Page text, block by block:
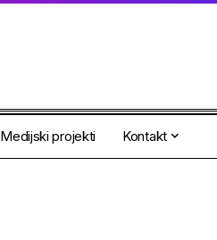
Medijski projekti Kontakt